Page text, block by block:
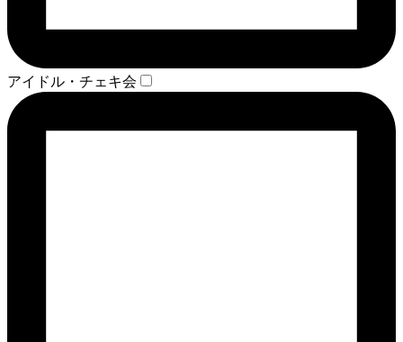
アイドル・チェキ会